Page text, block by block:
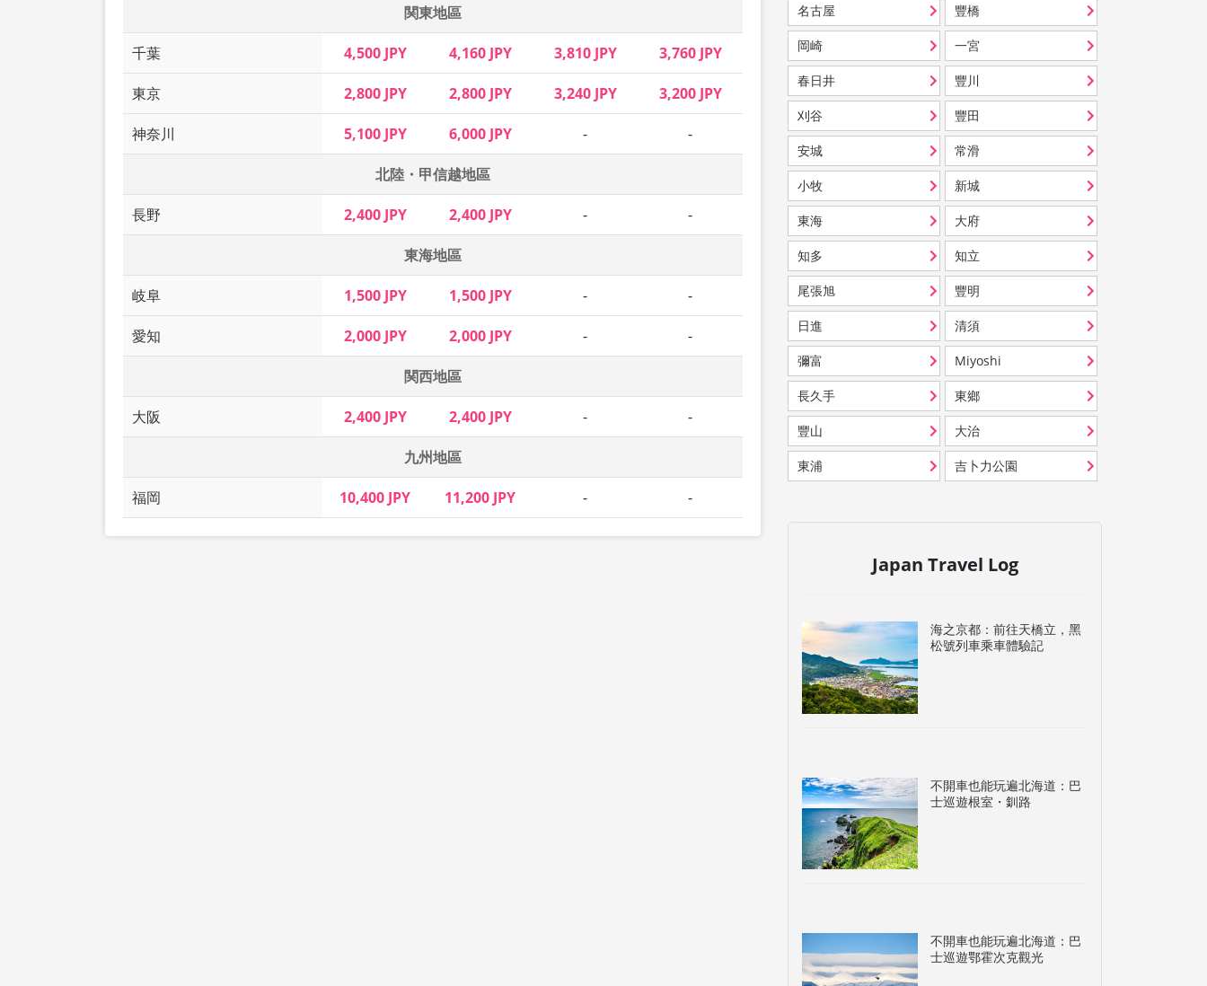
関東地區
千葉 4,500 JPY 4,160 JPY 3,810 JPY 3,760 JPY
東京 2,800 JPY 2,800 JPY 3,240 JPY 3,200 JPY
神奈川 5,100 JPY 6,000 JPY - -
北陸・甲信越地區
長野 2,400 JPY 2,400 JPY - -
東海地區
岐阜 1,500 JPY 1,500 JPY - -
愛知 2,000 JPY 2,000 JPY - -
関西地區
大阪 2,400 JPY 2,400 JPY - -
九州地區
福岡 10,400 JPY 11,200 JPY - -
名古屋 豐橋
岡崎 一宮
春日井 豐川
刈谷 豐田
安城 常滑
小牧 新城
東海 大府
知多 知立
尾張旭 豐明
日進 清須
彌富 Miyoshi
長久手 東鄉
豐山 大治
東浦 吉卜力公園
Japan Travel Log
海之京都：前往天橋立，黑
松號列車乘車體驗記
不開車也能玩遍北海道：巴
士巡遊根室・釧路
不開車也能玩遍北海道：巴
士巡遊鄂霍次克觀光